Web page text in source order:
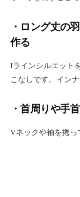
・ロング丈の
作る
Iラインシルエット
こなしです。イン
・首周りや手
Vネックや袖を捲っ